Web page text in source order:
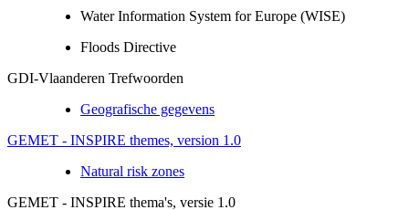
Water Information System for Europe (WISE)
Floods Directive
GDI-Vlaanderen Trefwoorden
Geografische gegevens
GEMET - INSPIRE themes, version 1.0
Natural risk zones
GEMET - INSPIRE thema's, versie 1.0